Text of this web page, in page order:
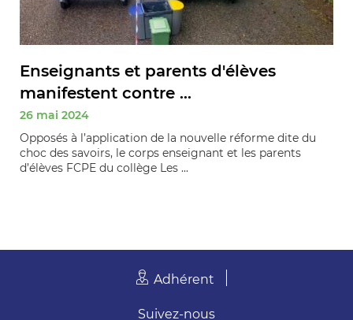
Enseignants et parents d'élèves
manifestent contre ...
26 mai 2024
Opposés à l’application de la nouvelle réforme dite du
choc des savoirs, le corps enseignant et les parents
d’élèves FCPE du collège Les ...
Adhérent
Suivez-nous